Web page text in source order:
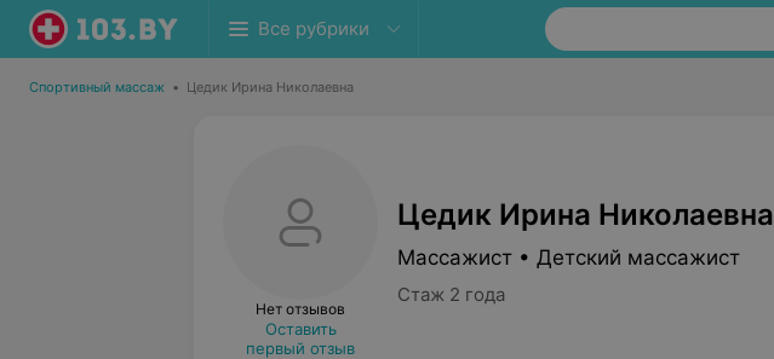
Все рубрики
Спортивный массаж • Цедик Ирина Николаевна
Нет отзывов
Оставить
первый отзыв
Цедик Ирина Николаевна
Массажист • Детский массажист
Стаж 2 года